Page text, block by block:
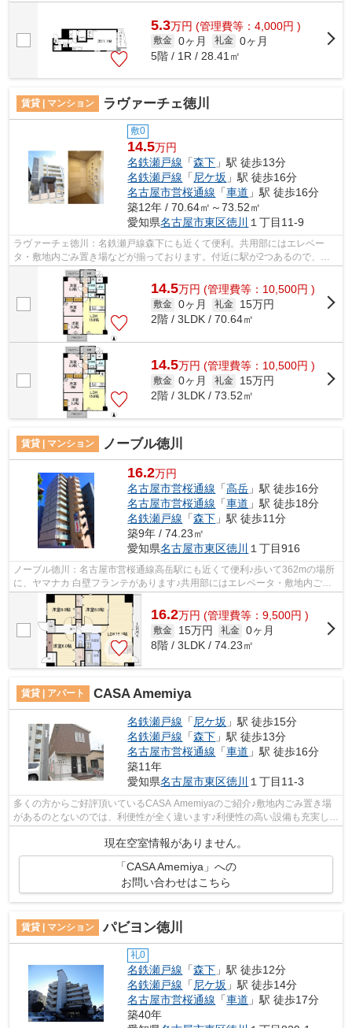
5.3万円 (管理費等：4,000円 )
敷金 0ヶ月 礼金 0ヶ月
5階 / 1R / 28.41㎡
賃貸 | マンション ラヴァーチェ徳川
敷0
14.5万円
名鉄瀬戸線 「森下 」駅 徒歩13分
名鉄瀬戸線 「 尼ケ坂 」駅 徒歩16分
名古屋市営桜通線 「車道 」駅 徒歩16分
築12年 / 70.64㎡～73.52㎡
愛知県名古屋市東区徳川 １丁目11-9
ラヴァーチェ徳川：名鉄瀬戸線森下にも近くて便利。共用部にはエレベー
タ・敷地内ごみ置き場などが揃っております。付近に駅が2つあるので、用
途や行き先によって経路を選べる物件です...
14.5万円 (管理費等：10,500円 )
敷金 0ヶ月 礼金
15万円
2階 / 3LDK / 70.64㎡
14.5万円 (管理費等：10,500円 )
敷金 0ヶ月 礼金
15万円
2階 / 3LDK / 73.52㎡
賃貸 | マンション ノーブル徳川
16.2万円
名古屋市営桜通線 「高岳 」駅 徒歩16分
名古屋市営桜通線 「車道 」駅 徒歩18分
名鉄瀬戸線 「森下 」駅 徒歩11分
築9年 / 74.23㎡
愛知県名古屋市東区徳川 １丁目916
ノーブル徳川：名古屋市営桜通線高岳駅にも近くて便利♪歩いて362mの場所
に、ヤマナカ 白壁フランテがあります♪共用部にはエレベータ・敷地内ごみ
置き場などが揃っております♪11階建て...
16.2万円 (管理費等：9,500円 )
敷金 15万円 礼金 0ヶ月
8階 / 3LDK / 74.23㎡
賃貸 | アパート CASA Amemiya
名鉄瀬戸線 「 尼ケ坂 」駅 徒歩15分
名鉄瀬戸線 「森下 」駅 徒歩13分
名古屋市営桜通線 「車道 」駅 徒歩16分
築11年
愛知県名古屋市東区徳川 １丁目11-3
多くの方からご好評頂いているCASA Amemiyaのご紹介♪敷地内ごみ置き場
があるのとないのでは、利便性が全く違います♪利便性の高い設備も充実し
た、高ニーズな平成27年築の物件です♪こち...
現在空室情報がありません。
「CASA Amemiya」への
お問い合わせはこちら
賃貸 | マンション パビヨン徳川
礼0
名鉄瀬戸線 「森下 」駅 徒歩12分
名鉄瀬戸線 「尼ケ坂 」駅 徒歩14分
名古屋市営桜通線 「車道 」駅 徒歩17分
築40年